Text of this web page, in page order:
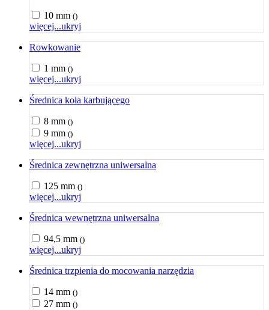
10 mm ()
więcej...ukryj
Rowkowanie
1 mm ()
więcej...ukryj
Średnica koła karbującego
8 mm ()
9 mm ()
więcej...ukryj
Średnica zewnętrzna uniwersalna
125 mm ()
więcej...ukryj
Średnica wewnętrzna uniwersalna
94,5 mm ()
więcej...ukryj
Średnica trzpienia do mocowania narzędzia
14 mm ()
27 mm ()